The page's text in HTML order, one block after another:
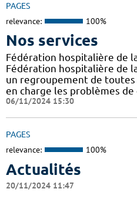
PAGES
relevance: 100%
Nos services
Fédération hospitalière de
Fédération hospitalière de
un regroupement de
en charge les problèmes de
06/11/2024 15:30
PAGES
relevance: 100%
Actualités
20/11/2024 11:47